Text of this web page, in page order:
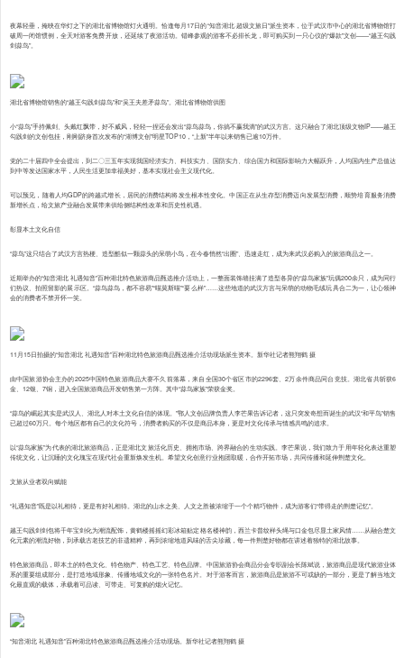
夜幕轻垂，掩映在华灯之下的湖北省博物馆灯火通明。恰逢每月17日的“知音湖北·超级文旅日”派生资本，位于武汉市中心的湖北省博物馆打
破周一闭馆惯例，全天对游客免费开放，还延续了夜游活动。错峰参观的游客不必排长龙，即可购买到一只心仪的“爆款”文创——“越王勾践
剑蒜鸟”。
湖北省博物馆销售的“越王勾践剑蒜鸟”和“吴王夫差矛蒜鸟”。湖北省博物馆供图
小“蒜鸟”手持佩剑、头戴红飘带，好不威风，轻轻一捏还会发出“蒜鸟蒜鸟，你搞不赢我滴”的武汉方言。这只融合了湖北顶级文物IP——越王
勾践剑的文创包挂，刚刚跻身首次发布的“湖博文创”明星TOP10，“上新”半年以来销售已逾10万件。
党的二十届四中全会提出，到二〇三五年实现我国经济实力、科技实力、国防实力、综合国力和国际影响力大幅跃升，人均国内生产总值达
到中等发达国家水平，人民生活更加幸福美好，基本实现社会主义现代化。
可以预见，随着人均GDP的跨越式增长，居民的消费结构将发生根本性变化。中国正在从生存型消费迈向发展型消费，顺势培育服务消费
新增长点，给文旅产业融合发展带来供给侧结构性改革和历史性机遇。
彰显本土文化自信
“蒜鸟”这只结合了武汉方言热梗、造型酷似一颗蒜头的呆萌小鸟，在今春悄然“出圈”、迅速走红，成为来武汉必购入的旅游商品之一。
近期举办的“知音湖北 礼遇知音”百种湖北特色旅游商品甄选推介活动上，一整面装饰墙挂满了造型各异的“蒜鸟家族”玩偶200余只，成为同行
们热议、拍照留影的展示区。“蒜鸟蒜鸟，都不容易”“喵莫斯喵”“要么样”……这些地道的武汉方言与呆萌的动物毛绒玩具合二为一，让心领神
会的消费者不禁开怀一笑。
11月15日拍摄的“知音湖北 礼遇知音”百种湖北特色旅游商品甄选推介活动现场派生资本。新华社记者熊翔鹤 摄
由中国旅游协会主办的2025中国特色旅游商品大赛不久前落幕，来自全国30个省区市的2296套、2万余件商品同台竞技。湖北省共斩获6
金、12银、7铜，进入全国旅游商品开发销售第一方阵。其中“蒜鸟家族”荣获金奖。
“蒜鸟的崛起其实是武汉人、湖北人对本土文化自信的体现。”鄂人文创品牌负责人李芒果告诉记者，这只突发奇想而诞生的武汉“和平鸟”销售
已超过60万只。每个地区都有自己的文化符号，消费者购买的不仅是商品本身，更是对文化传承与情感共鸣的追求。
以“蒜鸟家族”为代表的湖北旅游商品，正是湖北文旅活化历史、拥抱市场、跨界融合的生动实践。李芒果说，我们致力于用年轻化表达重塑
传统文化，让沉睡的文化瑰宝在现代社会重新焕发生机。希望文化创意行业抱团取暖，合作开拓市场，共同传播和延伸荆楚文化。
文旅从业者双向赋能
“礼遇知音”既是以礼相待，更是有好礼相待。湖北的山水之美、人文之胜被浓缩于一个个精巧物件，成为游客们“带得走的荆楚记忆”。
越王勾践剑剑包将千年宝剑化为潮流配饰，黄鹤楼摇摇幻彩冰箱贴定格名楼神韵，西兰卡普纹样头绳与口金包尽显土家风情……从融合楚文
化元素的潮流好物，到承载古老技艺的非遗精粹，再到浓缩地道风味的舌尖珍藏，每一件荆楚好物都在讲述着独特的湖北故事。
特色旅游商品，即本土的特色文化、特色物产、特色工艺、特色品牌。中国旅游协会商品分会专职副会长陈斌说，旅游商品是现代旅游业体
系的重要组成部分，是打造地域形象、传播地域文化的一张特色名片。对于游客而言，旅游商品是旅游不可或缺的一部分，更是了解当地文
化最直观的载体，承载着可品读、可带走、可复购的烟火记忆。
“知音湖北 礼遇知音”百种湖北特色旅游商品甄选推介活动现场。新华社记者熊翔鹤 摄